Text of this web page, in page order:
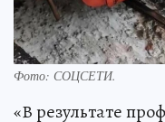
Фото: СОЦСЕТИ.
«В результате